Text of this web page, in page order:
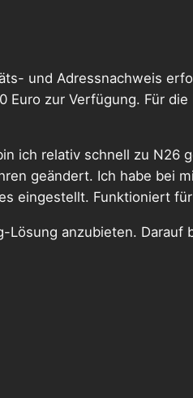
und Adressnachweis
Euro zur Verfügung. Für
ich relativ schnell zu N26
geändert. Ich habe bei
eingestellt. Funktioniert
anzubieten. Darauf